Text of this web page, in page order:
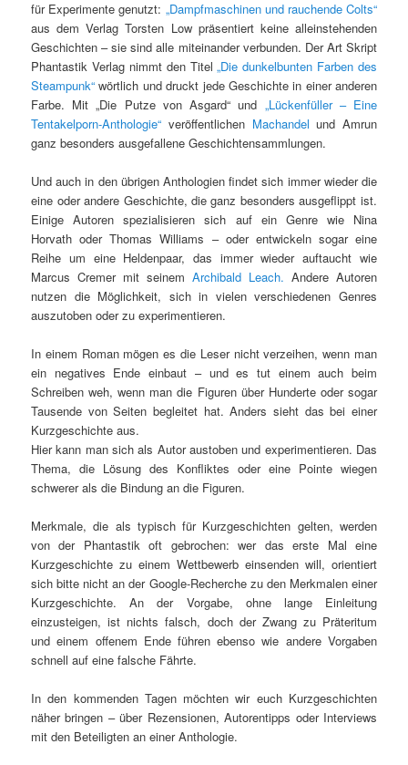
für Experimente genutzt: „Dampfmaschinen und rauchende Colts“
aus dem Verlag Torsten Low präsentiert keine alleinstehenden
Geschichten – sie sind alle miteinander verbunden. Der Art Skript
Phantastik Verlag nimmt den Titel„Die dunkelbunten Farben des
Steampunk“ wörtlich und druckt jede Geschichte in einer anderen
Farbe. Mit „Die Putze von Asgard“ und „Lückenfüller – Eine
Tentakelporn-Anthologie“ veröffentlichen Machandel und Amrun
ganz besonders ausgefallene Geschichtensammlungen.
Und auch in den übrigen Anthologien findet sich immer wieder die
eine oder andere Geschichte, die ganz besonders ausgeflippt ist.
Einige Autoren spezialisieren sich auf ein Genre wie Nina
Horvath oder Thomas Williams – oder entwickeln sogar eine
Reihe um eine Heldenpaar, das immer wieder auftaucht wie
Marcus Cremer mit seinem Archibald Leach. Andere Autoren
nutzen die Möglichkeit, sich in vielen verschiedenen Genres
auszutoben oder zu experimentieren.
In einem Roman mögen es die Leser nicht verzeihen, wenn man
ein negatives Ende einbaut – und es tut einem auch beim
Schreiben weh, wenn man die Figuren über Hunderte oder sogar
Tausende von Seiten begleitet hat. Anders sieht das bei einer
Kurzgeschichte aus.
Hier kann man sich als Autor austoben und experimentieren. Das
Thema, die Lösung des Konfliktes oder eine Pointe wiegen
schwerer als die Bindung an die Figuren.
Merkmale, die als typisch für Kurzgeschichten gelten, werden
von der Phantastik oft gebrochen: wer das erste Mal eine
Kurzgeschichte zu einem Wettbewerb einsenden will, orientiert
sich bitte nicht an der Google-Recherche zu den Merkmalen einer
Kurzgeschichte. An der Vorgabe, ohne lange Einleitung
einzusteigen, ist nichts falsch, doch der Zwang zu Präteritum
und einem offenem Ende führen ebenso wie andere Vorgaben
schnell auf eine falsche Fährte.
In den kommenden Tagen möchten wir euch Kurzgeschichten
näher bringen – über Rezensionen, Autorentipps oder Interviews
mit den Beteiligten an einer Anthologie.